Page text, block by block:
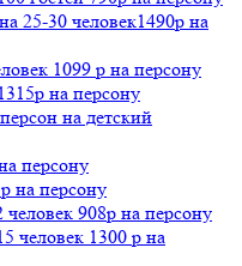
25-30 человек1490р на
1099 р на персону
на персону
на детский
персону
на персону
908р на персону
человек 1300 р на